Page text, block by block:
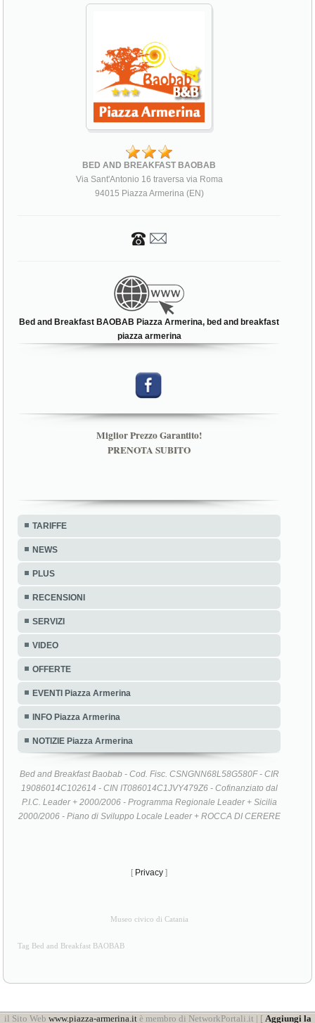
BED AND BREAKFAST BAOBAB
Via Sant'Antonio 16 traversa via Roma
94015 Piazza Armerina (EN)
Bed and Breakfast BAOBAB Piazza Armerina, bed and breakfast
piazza armerina
Miglior Prezzo Garantito!
PRENOTA SUBITO
TARIFFE
NEWS
PLUS
RECENSIONI
SERVIZI
VIDEO
OFFERTE
EVENTI Piazza Armerina
INFO Piazza Armerina
NOTIZIE Piazza Armerina
Bed and Breakfast Baobab - Cod. Fisc. CSNGNN68L58G580F - CIR
19086014C102614 - CIN IT086014C1JVY479Z6 - Cofinanziato dal
P.I.C. Leader + 2000/2006 - Programma Regionale Leader + Sicilia
2000/2006 - Piano di Sviluppo Locale Leader + ROCCA DI CERERE
[ Privacy ]
Museo civico di Catania
Tag Bed and Breakfast BAOBAB
il Sito Web www.piazza-armerina.itè membro di NetworkPortali.it | [ Aggiungi la